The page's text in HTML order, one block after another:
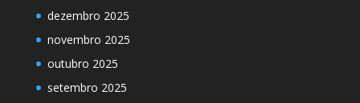
dezembro 2025
novembro 2025
outubro 2025
setembro 2025